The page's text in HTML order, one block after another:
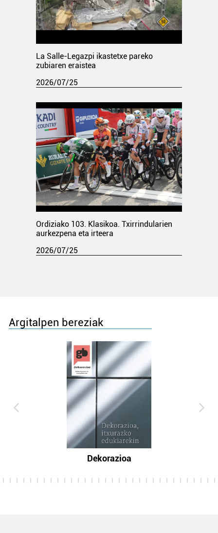
La Salle-Legazpi ikastetxe pareko
zubiaren eraistea
2026/07/25
Ordiziako 103. Klasikoa. Txirrindularien
aurkezpena eta irteera
2026/07/25
Argitalpen bereziak
Dekorazioa